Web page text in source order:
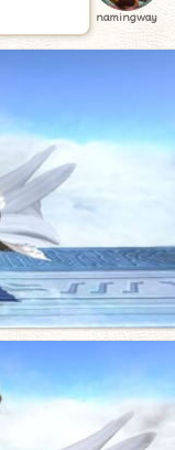
namingway